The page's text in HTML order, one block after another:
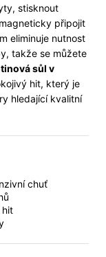
stisknout
připojit
eliminuje nutnost
takže se můžete
sůl v
hit, který je
hledající kvalitní
chuť
hit